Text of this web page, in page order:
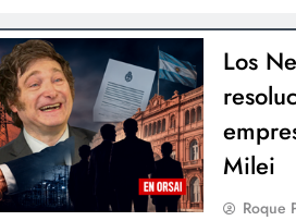
Los
Milei
Roque